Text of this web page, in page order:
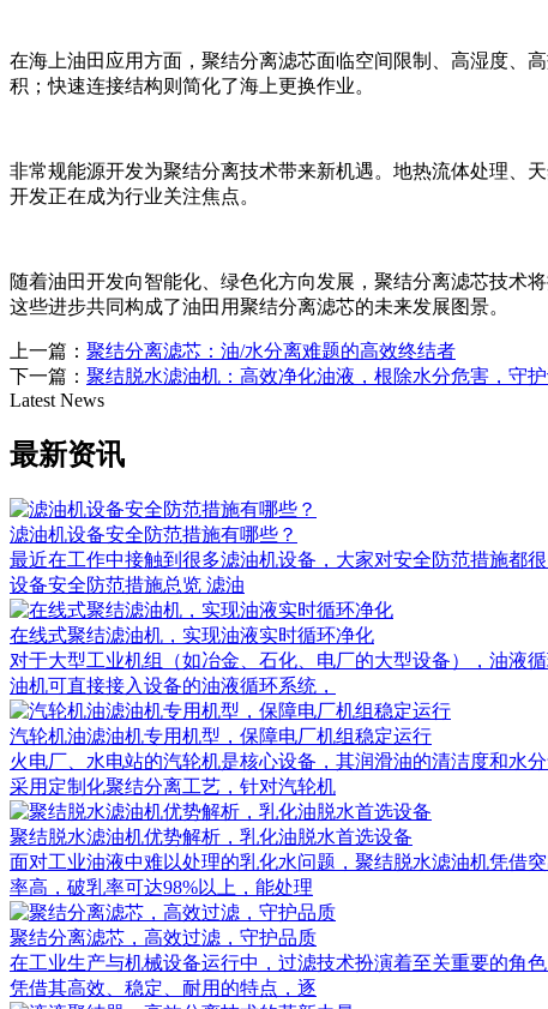
在海上油田应用方面，聚结分离滤芯面临空间限制、高湿度、
积；快速连接结构则简化了海上更换作业。
非常规能源开发为聚结分离技术带来新机遇。地热流体处理、
开发正在成为行业关注焦点。
随着油田开发向智能化、绿色化方向发展，聚结分离滤芯技术
这些进步共同构成了油田用聚结分离滤芯的未来发展图景。
上一篇： 聚结分离滤芯：油/水分离难题的高效终结者
下一篇： 聚结脱水滤油机：高效净化油液，根除水分危害，守护
Latest News
最新资讯
滤油机设备安全防范措施有哪些？
最近在工作中接触到很多滤油机设备，大家对安全防范措施都
设备安全防范措施总览 滤油
在线式聚结滤油机，实现油液实时循环净化
对于大型工业机组（如冶金、石化、电厂的大型设备），油液
油机可直接接入设备的油液循环系统，
汽轮机油滤油机专用机型，保障电厂机组稳定运行
火电厂、水电站的汽轮机是核心设备，其润滑油的清洁度和水
采用定制化聚结分离工艺，针对汽轮机
聚结脱水滤油机优势解析，乳化油脱水首选设备
面对工业油液中难以处理的乳化水问题，聚结脱水滤油机凭借
率高，破乳率可达98%以上，能处理
聚结分离滤芯，高效过滤，守护品质
在工业生产与机械设备运行中，过滤技术扮演着至关重要的角
凭借其高效、稳定、耐用的特点，逐